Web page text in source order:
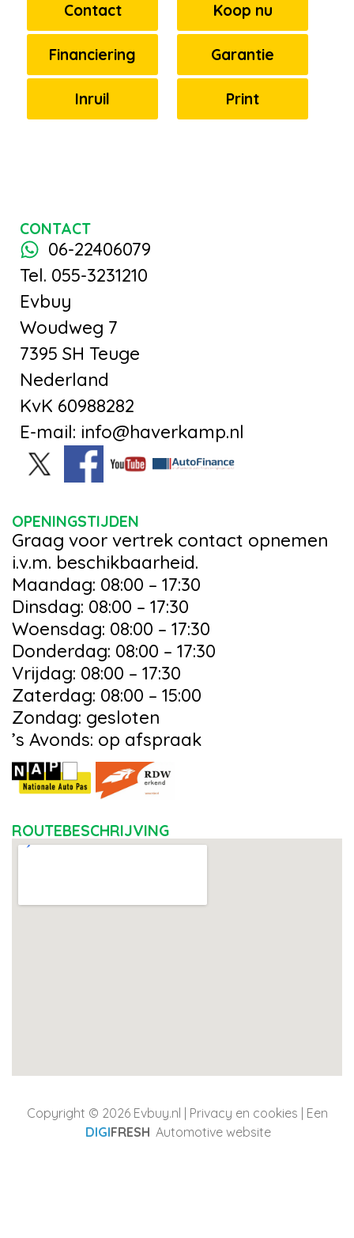
Contact Koop nu
Financiering Garantie
Inruil Print
CONTACT
06-22406079
Tel. 055-3231210
Evbuy
Woudweg 7
7395 SH Teuge
Nederland
KvK 60988282
E-mail: info@haverkamp.nl
OPENINGSTIJDEN
Graag voor vertrek contact opnemen
i.v.m. beschikbaarheid.
Maandag: 08:00 – 17:30
Dinsdag: 08:00 – 17:30
Woensdag: 08:00 – 17:30
Donderdag: 08:00 – 17:30
Vrijdag: 08:00 – 17:30
Zaterdag: 08:00 – 15:00
Zondag: gesloten
’s Avonds: op afspraak
ROUTEBESCHRIJVING
Copyright © 2026 Evbuy.nl | Privacy en cookies | Een
DIGIFRESH Automotive website